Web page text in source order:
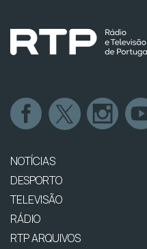
NOTÍCIAS
DESPORTO
TELEVISÃO
RÁDIO
RTP ARQUIVOS